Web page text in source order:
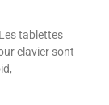
tablettes
clavier sont